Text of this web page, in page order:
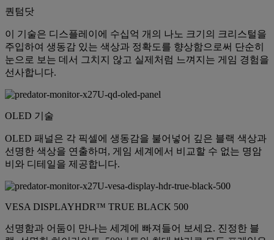
퀀텀닷
이 기술은 디스플레이에 수십억 개의 나노 크기의 크리스털을
주입하여 생동감 있는 색상과 정확도를 향상함으로써 단순히
눈으로 보는 데서 그치지 않고 실제처럼 느껴지는 게임 경험을
선사합니다.
OLED 기술
OLED 패널은 각 픽셀에 생동감을 불어넣어 깊은 블랙 색상과
선명한 색상을 연출하며, 게임 세계에서 비교할 수 없는 명암
비와 디테일을 제공합니다.
VESA DISPLAYHDR™ TRUE BLACK 500
선명함과 어둠이 만나는 세계에 빠져들어 보세요. 진정한 블